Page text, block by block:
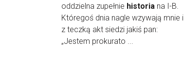
oddzielna zupełnie historia na I-B.
Któregoś dnia nagle wzywają mnie i
z teczką akt siedzi jakiś pan:
„Jestem prokurato ...